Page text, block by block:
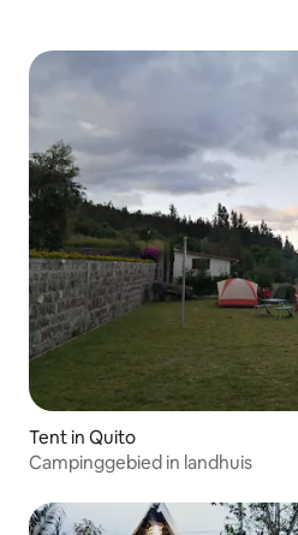
Tent in Quito
Campinggebied in landhuis